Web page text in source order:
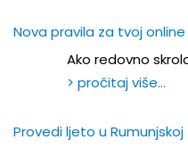
Nova pravila za tvoj
Ako redovno
> pročitaj više…
Provedi ljeto u